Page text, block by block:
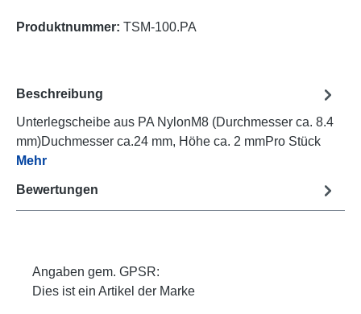
Produktnummer: TSM-100.PA
Beschreibung
Unterlegscheibe aus PA NylonM8 (Durchmesser ca. 8.4
mm)Duchmesser ca.24 mm, Höhe ca. 2 mmPro Stück
Mehr
Bewertungen
Angaben gem. GPSR:
Dies ist ein Artikel der Marke